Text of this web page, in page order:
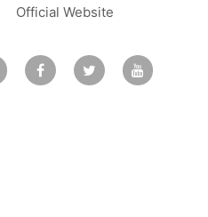
Official Website